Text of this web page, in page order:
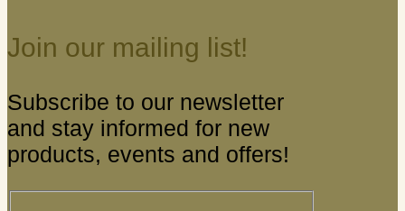
Join our mailing list!
Subscribe to our newsletter
and stay informed for new
products, events and offers!